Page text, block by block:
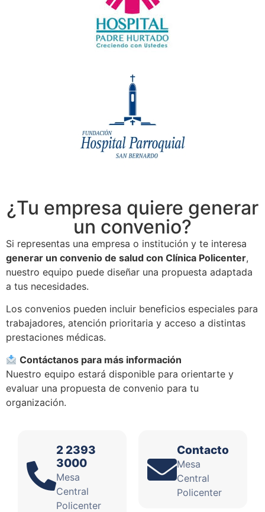
¿Tu empresa quiere generar
un convenio?
Si representas una empresa o institución y te interesa
generar un convenio de salud con Clínica Policenter,
nuestro equipo puede diseñar una propuesta adaptada
a tus necesidades.
Los convenios pueden incluir beneficios especiales para
trabajadores, atención prioritaria y acceso a distintas
prestaciones médicas.
Contáctanos para más información
Nuestro equipo estará disponible para orientarte y
evaluar una propuesta de convenio para tu
organización.
2 2393
3000
Mesa
Central
Policenter
Contacto
Mesa
Central
Policenter